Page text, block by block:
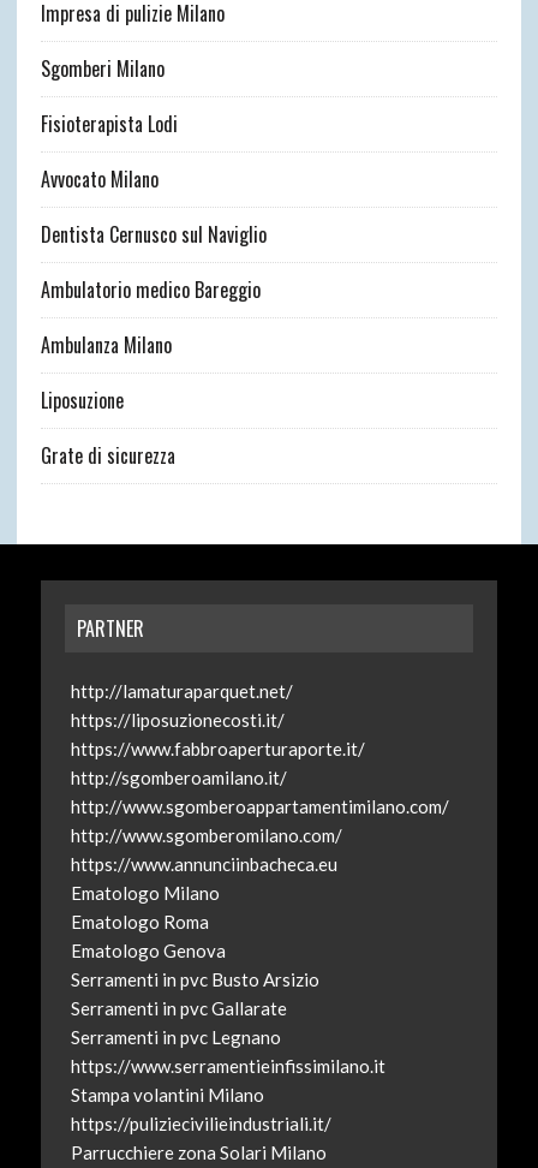
Impresa di pulizie Milano
Sgomberi Milano
Fisioterapista Lodi
Avvocato Milano
Dentista Cernusco sul Naviglio
Ambulatorio medico Bareggio
Ambulanza Milano
Liposuzione
Grate di sicurezza
PARTNER
http://lamaturaparquet.net/
https://liposuzionecosti.it/
https://www.fabbroaperturaporte.it/
http://sgomberoamilano.it/
http://www.sgomberoappartamentimilano.com/
http://www.sgomberomilano.com/
https://www.annunciinbacheca.eu
Ematologo Milano
Ematologo Roma
Ematologo Genova
Serramenti in pvc Busto Arsizio
Serramenti in pvc Gallarate
Serramenti in pvc Legnano
https://www.serramentieinfissimilano.it
Stampa volantini Milano
https://puliziecivilieindustriali.it/
Parrucchiere zona Solari Milano